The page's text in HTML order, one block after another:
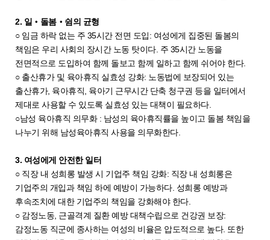
2. 일‧돌봄‧쉼의 균형
○ 임금 하락 없는 주 35시간 전면 도입: 여성에게 집중된 돌봄의
책임은 우리 사회의 장시간 노동 탓이다. 주 35시간 노동을
전면적으로 도입하여 함께 돌보고 함께 일하고 함께 쉬어야 한다.
○ 출산휴가 및 육아휴직 실효성 강화: 노동법에 보장되어 있는
출산휴가, 육아휴직, 육아기 근무시간 단축 청구권 등을 일터에서
제대로 사용할 수 있도록 실효성 있는 대책이 필요하다.
○남성 육아휴직 의무화 : 남성의 육아휴직률을 높이고 돌봄 책임을
나누기 위해 남성육아휴직 사용을 의무화한다.
3. 여성에게 안전한 일터
○ 직장 내 성희롱 발생 시 기업주 책임 강화: 직장 내 성희롱은
기업주의 개입과 책임 하에 예방이 가능하다. 성희롱 예방과
후속조치에 대한 기업주의 책임을 강화해야 한다.
○ 감정노동, 근골격계 질환 예방 대책수립으로 건강권 보장:
감정노동 직군에 종사하는 여성의 비율은 압도적으로 높다. 또한